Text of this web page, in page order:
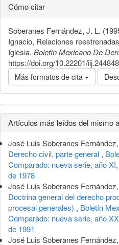
Cómo citar
Soberanes Fernández, J. L.
Ignacio, Relaciones
Iglesia. Boletín Mexicano De
https://doi.org/10.22201/
Más formatos de cita
Detalles
del
artículo
Artículos más leídos del mismo
José Luis Soberanes Fernández,
Derecho civil, parte general ,
Comparado: nueva serie, año
de 1978
José Luis Soberanes Fernández,
Doctrina general del derecho
procesal generales) , Boletín
Comparado: nueva serie, año
de 1991
José Luis Soberanes Fernández,